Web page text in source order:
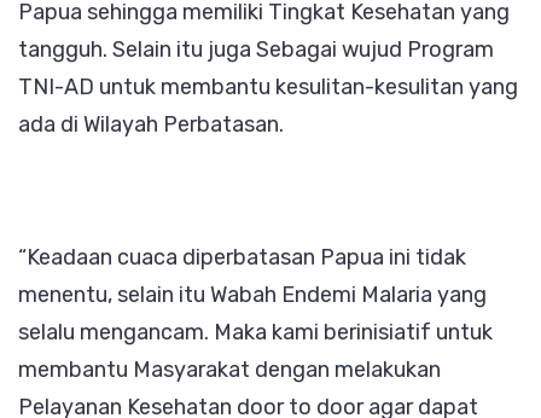
Papua sehingga memiliki Tingkat Kesehatan yang
tangguh. Selain itu juga Sebagai wujud Program
TNI-AD untuk membantu kesulitan-kesulitan yang
ada di Wilayah Perbatasan.
“Keadaan cuaca diperbatasan Papua ini tidak
menentu, selain itu Wabah Endemi Malaria yang
selalu mengancam. Maka kami berinisiatif untuk
membantu Masyarakat dengan melakukan
Pelayanan Kesehatan door to door agar dapat